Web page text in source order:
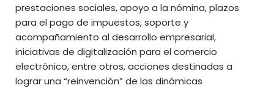
prestaciones sociales, apoyo a la nómina, plazos
para el pago de impuestos, soporte y
acompañamiento al desarrollo empresarial,
iniciativas de digitalización para el comercio
electrónico, entre otros, acciones destinadas a
lograr una “reinvención” de las dinámicas